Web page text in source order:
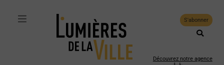
S'abonner
Découvrez notre agence